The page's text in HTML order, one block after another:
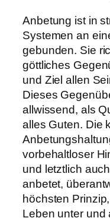
Anbetung ist in
Systemen an
gebunden. Sie
göttliches
und Ziel allen
Dieses
allwissend, als
alles Guten. Die
vorbehaltloser
und letztlich
anbetet,
höchsten
Leben unter und